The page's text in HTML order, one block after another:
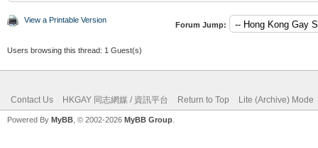
View a Printable Version
Forum Jump:
Users browsing this thread: 1 Guest(s)
Contact Us HKGAY 同志網媒 / 資訊平台 Return to Top Lite (Archive) Mode
Powered By MyBB , © 2002-2026 MyBB Group